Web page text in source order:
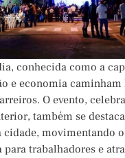
conhecida como a
e economia caminham
O evento,
também se
cidade, movimentando
para trabalhadores e